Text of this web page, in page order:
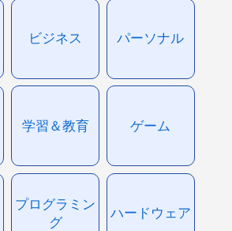
ビジネス パーソナル
学習＆教育 ゲーム
プログラミン
グ
ハードウェア